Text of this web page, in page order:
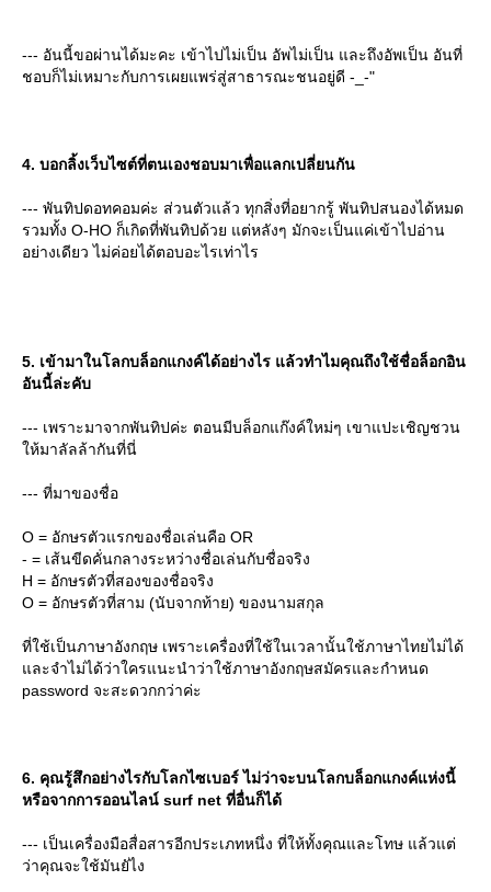
--- อันนี้ขอผ่านได้มะคะ เข้าไปไม่เป็น อัพไม่เป็น และถึงอัพเป็น อันที่
ชอบก็ไม่เหมาะกับการเผยแพร่สู่สาธารณะชนอยู่ดี -_-"
4. บอกลิ้งเว็บไซต์ที่ตนเองชอบมาเพื่อแลกเปลี่ยนกัน
--- พันทิปดอทคอมค่ะ ส่วนตัวแล้ว ทุกสิ่งที่อยากรู้ พันทิปสนองได้หมด
รวมทั้ง O-HO ก็เกิดที่พันทิปด้วย แต่หลังๆ มักจะเป็นแค่เข้าไปอ่าน
อย่างเดียว ไม่ค่อยได้ตอบอะไรเท่าไร
5. เข้ามาในโลกบล็อกแกงค์ได้อย่างไร แล้วทำไมคุณถึงใช้ชื่อล็อกอิน
อันนี้ล่ะคับ
--- เพราะมาจากพันทิปค่ะ ตอนมีบล็อกแก๊งค์ใหม่ๆ เขาแปะเชิญชวน
ห้มาลัลล้ากันที่นี่
--- ที่มาของชื่อ
O = อักษรตัวแรกของชื่อเล่นคือ OR
- = เส้นขีดคั่นกลางระหว่างชื่อเล่นกับชื่อจริง
H = อักษรตัวที่สองของชื่อจริง
O = อักษรตัวที่สาม (นับจากท้าย) ของนามสกุล
ที่ใช้เป็นภาษาอังกฤษ เพราะเครื่องที่ใช้ในเวลานั้นใช้ภาษาไทยไม่ได้
ละจำไม่ได้ว่าใครแนะนำว่าใช้ภาษาอังกฤษสมัครและกำหนด
password จะสะดวกกว่าค่ะ
6. คุณรู้สึกอย่างไรกับโลกไซเบอร์ ไม่ว่าจะบนโลกบล็อกแกงค์แห่งนี้
หรือจากการออนไลน์ surf net ที่อื่นก็ได้
--- เป็นเครื่องมือสื่อสารอีกประเภทหนึ่ง ที่ให้ทั้งคุณและโทษ แล้วแต่
ว่าคุณจะใช้มันยัไง